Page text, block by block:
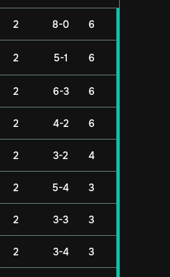
2 8-0 6
2 5-1 6
2 6-3 6
2 4-2 6
2 3-2 4
2 5-4 3
2 3-3 3
2 3-4 3